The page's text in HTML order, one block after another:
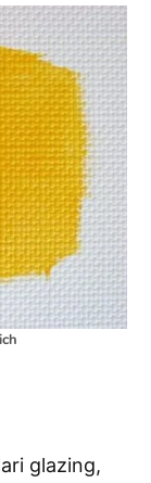
glazing,